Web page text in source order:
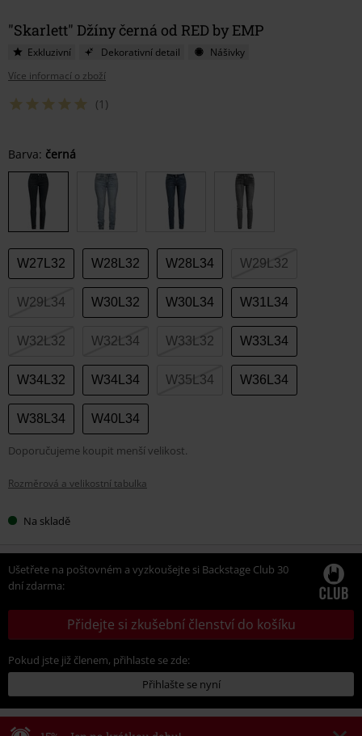
"Skarlett" Džíny černá od RED by EMP
Exkluzivní Dekorativní detail
Nášivky
Více informací o zboží
(1)
Vyberte
si
velikost
Barva: černá
W27L32 W28L32 W28L34 W29L32
W29L34 W30L32 W30L34 W31L34
W32L32 W32L34 W33L32 W33L34
W34L32 W34L34 W35L34 W36L34
W38L34 W40L34
Doporučujeme koupit menší velikost.
Rozměrová a velikostní tabulka
Na skladě
Ušetřete na poštovném a vyzkoušejte si Backstage Club 30
dní zdarma:
Přidejte si zkušební členství do košíku
Pokud jste již členem, přihlaste se zde:
Přihlašte se nyní